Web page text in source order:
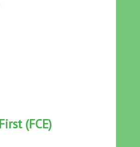
(FCE)